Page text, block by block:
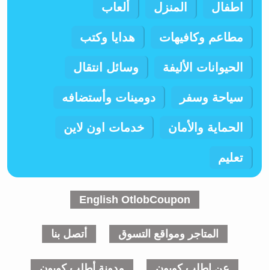
اطفال المنزل ألعاب
مطاعم وكافيهات هدايا وكتب
الحيوانات الأليفة وسائل انتقال
سياحة وسفر دومينات وأستضافه
الحماية والأمان خدمات اون لاين
تعليم
English OtlobCoupon
المتاجر ومواقع التسوق أتصل بنا